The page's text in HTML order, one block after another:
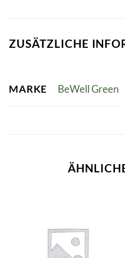
ZUSÄTZLICHE
MARKE BeWell Green